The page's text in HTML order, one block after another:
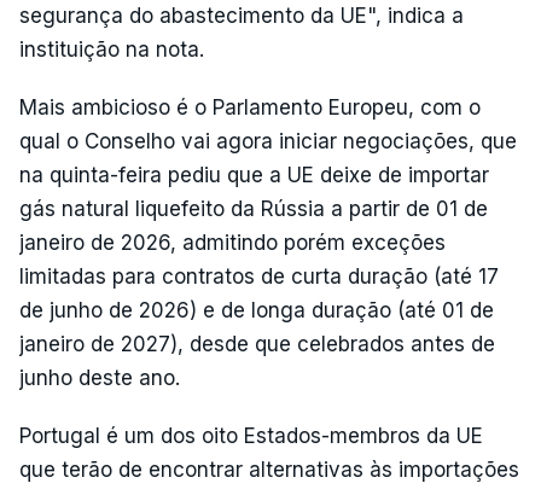
segurança do abastecimento da UE", indica a
instituição na nota.
Mais ambicioso é o Parlamento Europeu, com o
qual o Conselho vai agora iniciar negociações, que
na quinta-feira pediu que a UE deixe de importar
gás natural liquefeito da Rússia a partir de 01 de
janeiro de 2026, admitindo porém exceções
limitadas para contratos de curta duração (até 17
de junho de 2026) e de longa duração (até 01 de
janeiro de 2027), desde que celebrados antes de
junho deste ano.
Portugal é um dos oito Estados-membros da UE
que terão de encontrar alternativas às importações